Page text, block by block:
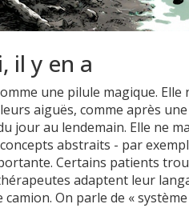
il y en a
une pilule magique.
aiguës, comme après
jour au lendemain. Elle ne
abstraits - par
Certains patients
adaptent leur
On parle de « système